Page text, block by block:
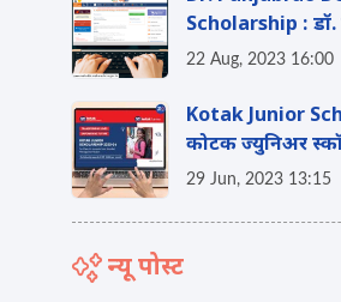
Scholarship :
वसतिगृह निर्वाह
22 Aug, 2023 16:00
Kotak Junior
कोटक ज्युनिअर
करा, उद्या आहे
29 Jun, 2023 13:15
न्यू पोस्ट